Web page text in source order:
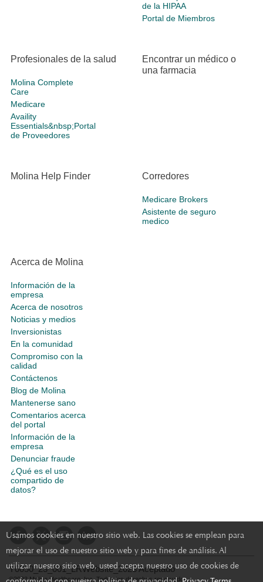
Usamos cookies en nuestro sitio web. Las cookies se emplean para
mejorar el uso de nuestro sitio web y para fines de análisis. Al
utilizar nuestro sitio web, usted acepta nuestro uso de cookies de
de la HIPAA
Portal de Miembros
Profesionales de la salud
Molina Complete
Care
Medicare
Availity
Essentials&nbsp;Portal
de Proveedores
Encontrar un médico o
una farmacia
Molina Help Finder Corredores
Medicare Brokers
Asistente de seguro
medico
Acerca de Molina
Información de la
empresa
Acerca de nosotros
Noticias y medios
Inversionistas
En la comunidad
Compromiso con la
calidad
Contáctenos
Blog de Molina
Mantenerse sano
Comentarios acerca
del portal
Información de la
empresa
Denunciar fraude
¿Qué es el uso
compartido de
datos?
Y0050_23_001_LRWebsite_2023 Aceptado
©2023 Molina Healthcare, Inc. Todos los derechos reservados.